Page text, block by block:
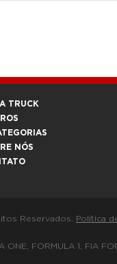
TRUCK
NÓS
Reservados. Política
FORMULA 1, FIA